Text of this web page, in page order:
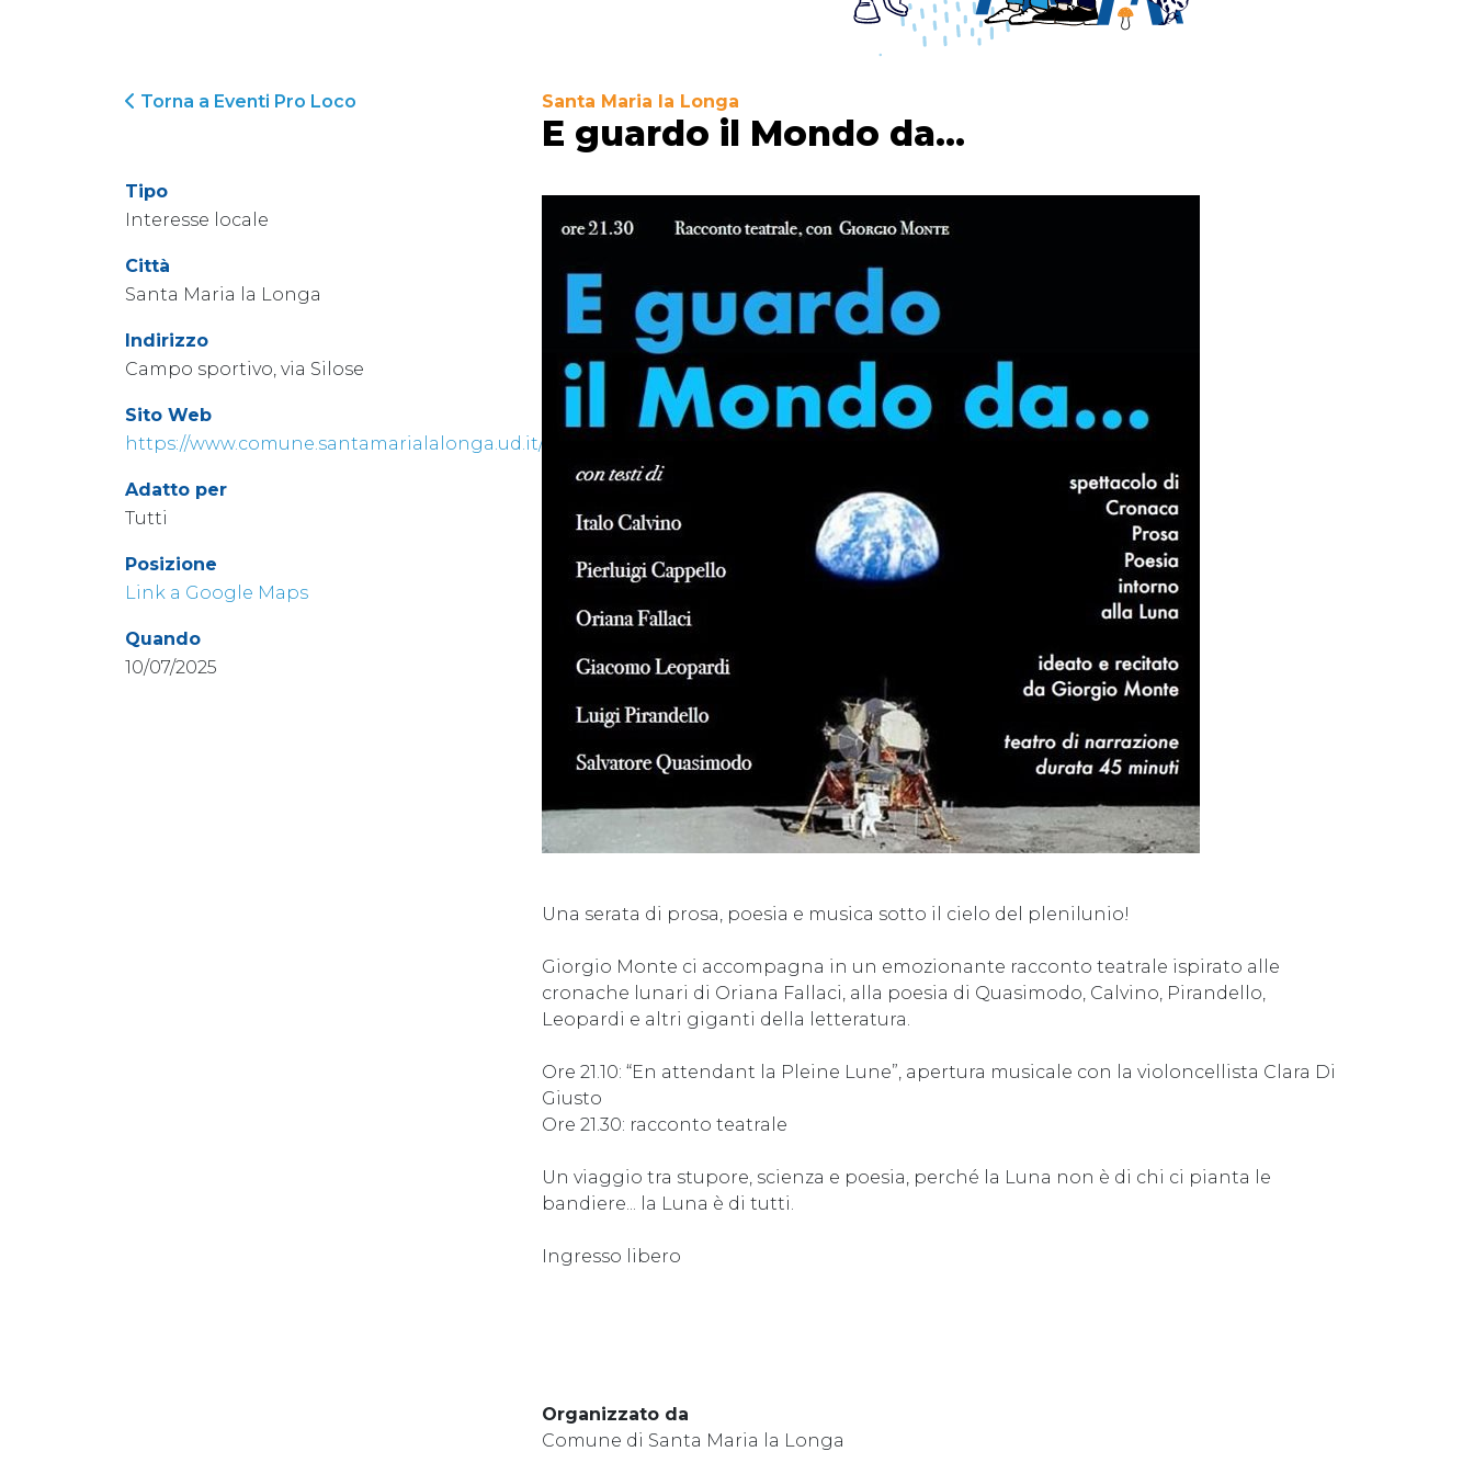
Torna a Eventi Pro Loco
Tipo
Interesse locale
Città
Santa Maria la Longa
Indirizzo
Campo sportivo, via Silose
Sito Web
https://www.comune.santamarialalonga.ud.it/it
Adatto per
Tutti
Posizione
Link a Google Maps
Quando
10/07/2025
Santa Maria la Longa
E guardo il Mondo da...
Una serata di prosa, poesia e musica sotto il cielo del plenilunio!
Giorgio Monte ci accompagna in un emozionante racconto teatrale ispirato alle
cronache lunari di Oriana Fallaci, alla poesia di Quasimodo, Calvino, Pirandello,
Leopardi e altri giganti della letteratura.
Ore 21.10: “En attendant la Pleine Lune”, apertura musicale con la violoncellista Clara Di
Giusto
Ore 21.30: racconto teatrale
Un viaggio tra stupore, scienza e poesia, perché la Luna non è di chi ci pianta le
bandiere... la Luna è di tutti.
Ingresso libero
Organizzato da
Comune di Santa Maria la Longa